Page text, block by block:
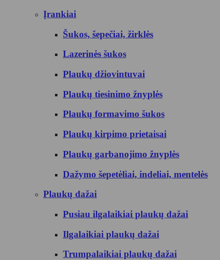
Įrankiai
Šukos, šepečiai, žirklės
Lazerinės šukos
Plaukų džiovintuvai
Plaukų tiesinimo žnyplės
Plaukų formavimo šukos
Plaukų kirpimo prietaisai
Plaukų garbanojimo žnyplės
Dažymo šepetėliai, indeliai, mentelės
Plaukų dažai
Pusiau ilgalaikiai plaukų dažai
Ilgalaikiai plaukų dažai
Trumpalaikiai plaukų dažai